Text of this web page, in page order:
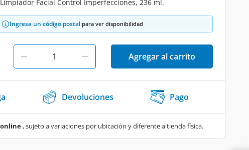
Facial Control Imperfecciones, 236 ml.
Ingresa un código postal para ver disponibilidad
Agregar al carrito
Devoluciones Pago
, sujeto a variaciones por ubicación y diferente a tienda física.